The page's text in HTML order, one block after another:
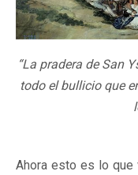
“La pradera de San
todo el bullicio que
Ahora esto es lo que